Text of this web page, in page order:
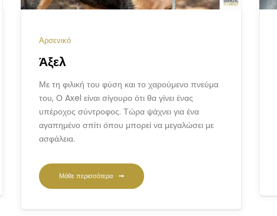
Αρσενικό
Άξελ
Με τη φιλική του φύση και το χαρούμενο πνεύμα
του, Ο Axel είναι σίγουρο ότι θα γίνει ένας
υπέροχος σύντροφος. Τώρα ψάχνει για ένα
αγαπημένο σπίτι όπου μπορεί να μεγαλώσει με
ασφάλεια.
Μάθε περισσότερα